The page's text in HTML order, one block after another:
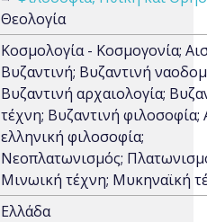
Θεολογία
Κοσμολογία - Κοσμογονία;
Βυζαντινή; Βυζαντινή
Βυζαντινή αρχαιολογία;
τέχνη; Βυζαντινή φιλοσοφία;
ελληνική φιλοσοφία;
Νεοπλατωνισμός;
Μινωική τέχνη; Μυκηναϊκή
Ελλάδα